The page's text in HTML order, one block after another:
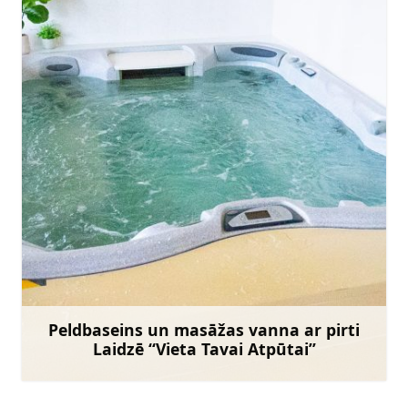
Peldbaseins un masāžas vanna ar pirti
Laidzē “Vieta Tavai Atpūtai”
vietatavaiatputai@inbox.lv
+371 25861919
Uzzināt vairāk